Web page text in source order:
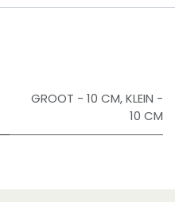
GROOT - 10 CM,KLEIN -
10 CM